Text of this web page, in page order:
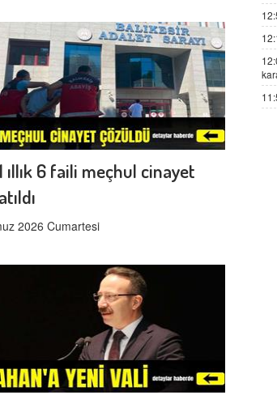
ıllık 6 faili meçhul cinayet
2026 Cumartesi